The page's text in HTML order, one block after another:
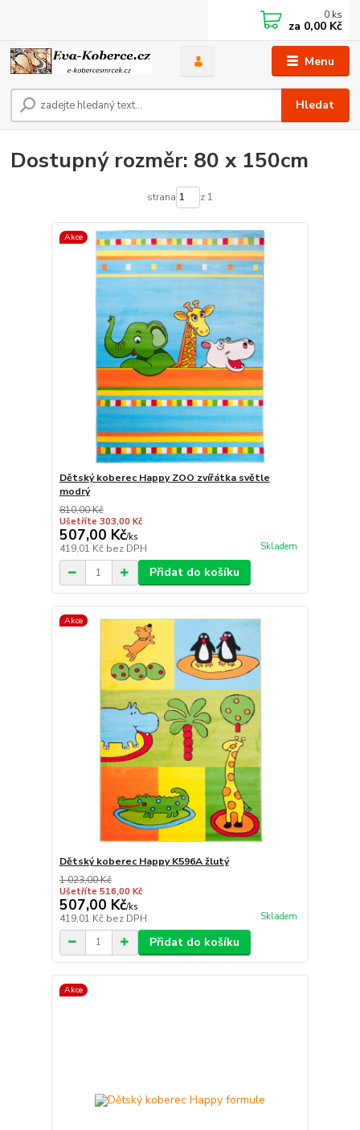
Menu
Hledat
0 ks
za 0,00 Kč
Dostupný rozměr: 80 x 150cm
strana z 1
Akce
Dětský koberec Happy ZOO zvířátka světle
modrý
810,00 Kč
Ušetříte 303,00 Kč
507,00 Kč/ks
419,01 Kč bez DPH Skladem
Přidat do košíku
Akce
Dětský koberec Happy K596A žlutý
1 023,00 Kč
Ušetříte 516,00 Kč
507,00 Kč/ks
419,01 Kč bez DPH Skladem
Přidat do košíku
Akce